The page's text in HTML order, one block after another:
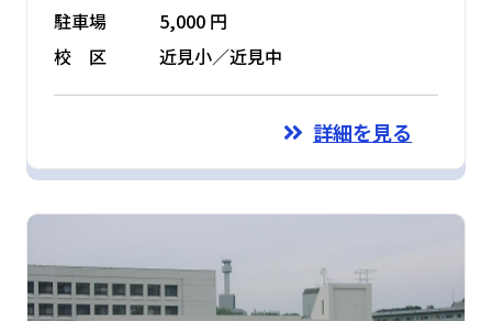
駐車場
5,000 円
校 区
近見小／近見中
詳細を見る